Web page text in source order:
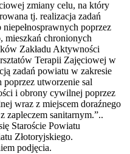
zmiany celu, na który
tj. realizacja zadań
poprzez
mieszkań chronionych
Zakładu Aktywności
Terapii Zajęciowej w
zadań powiatu w zakresie
poprzez utworzenie sal
i obrony cywilnej poprzez
wraz z miejscem doraźnego
zapleczem sanitarnym.”..
Staroście Powiatu
Złotoryjskiego.
podjęcia.